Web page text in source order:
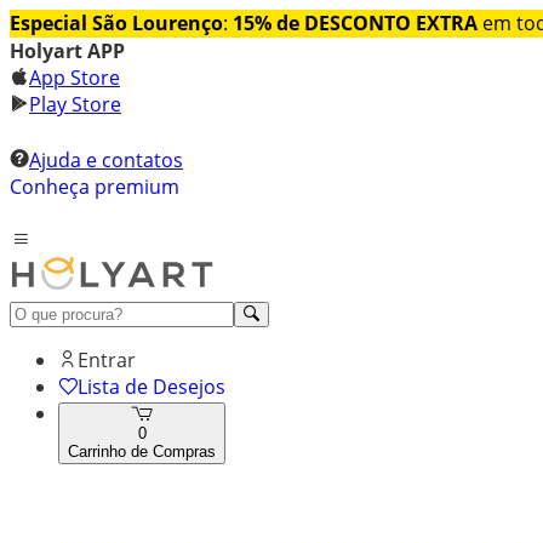
Especial São Lourenço: 15% de DESCONTO EXTRA em
Holyart APP
App Store
Play Store
Ajuda e contatos
Conheça premium
Entrar
Lista de Desejos
0
Carrinho de Compras